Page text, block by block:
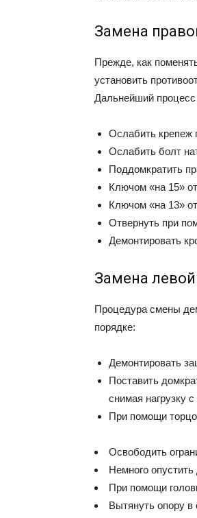
Замена
Прежде, как
установить
Дальнейший
Ослабить крепеж
Ослабить болт
Поддомкратить
Ключом «на 15»
Ключом «на 13»
Отвернуть при
Демонтировать
Замена
Процедура смены
порядке:
Демонтировать
Поставить
снимая нагрузку
При помощи
Освободить
Немного
При помощи
Вытянуть опору в